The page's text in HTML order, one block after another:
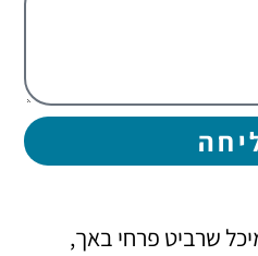
שרביט פרחי באך,